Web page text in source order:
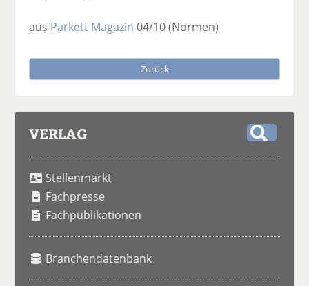
aus Parkett Magazin 04/10(Normen)
Zurück
VERLAG
Stellenmarkt
Fachpresse
Fachpublikationen
Branchendatenbank